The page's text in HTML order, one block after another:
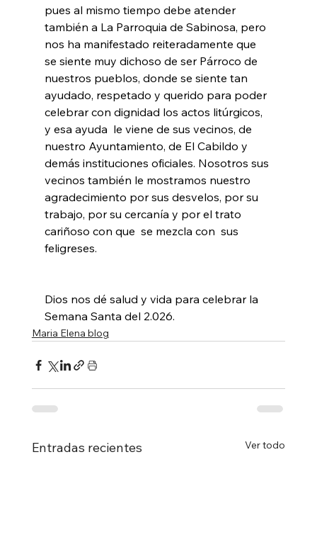
pues al mismo tiempo debe atender
también a La Parroquia de Sabinosa, pero
nos ha manifestado reiteradamente que
se siente muy dichoso de ser Párroco de
nuestros pueblos, donde se siente tan
ayudado, respetado y querido para poder
celebrar con dignidad los actos litúrgicos,
y esa ayuda  le viene de sus vecinos, de
nuestro Ayuntamiento, de El Cabildo y
demás instituciones oficiales. Nosotros sus
vecinos también le mostramos nuestro
agradecimiento por sus desvelos, por su
trabajo, por su cercanía y por el trato
cariñoso con que  se mezcla con  sus
feligreses.
Dios nos dé salud y vida para celebrar la
Semana Santa del 2.026.
Maria Elena blog
Entradas recientes Ver todo